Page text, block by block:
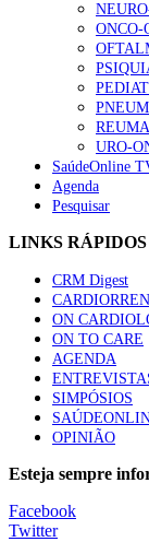
“Os
94
Quase
88
Trodelvy
61
MAIS NOTÍCIAS
Quase 11.900
ONCO-
URO-
SaúdeOnline
Agenda
Pesquisar
LINKS RÁPIDOS
CRM Digest
ON
ON TO CARE
AGENDA
SIMPÓSIOS
OPINIÃO
Esteja sempre
Facebook
Twitter